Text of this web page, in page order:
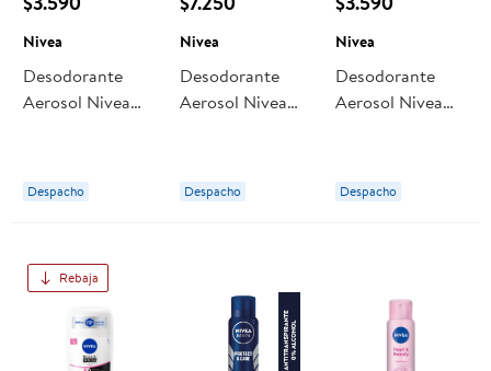
Nivea
Desodorante
Aerosol Nivea
Despacho
Nivea
Desodorante
Aerosol Nivea
Despacho
Nivea
Desodorante
Aerosol Nivea
Despacho
Rebaja